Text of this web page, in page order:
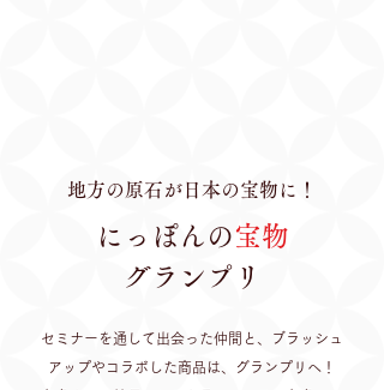
地方の原石が日本の宝物に！
にっぽんの宝物
グランプリ
セミナーを通して出会った仲間と、ブラッシュ
アップやコラボした商品は、グランプリへ！